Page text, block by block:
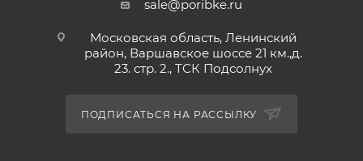
sale@poribke.ru
Московская область, Ленинский
район, Варшавское шоссе 21 км.,д.
23. стр. 2., ТСК Подсолнух
ПОДПИСАТЬСЯ НА РАССЫЛКУ